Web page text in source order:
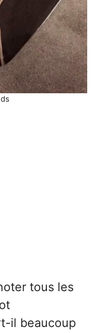
tous les
il beaucoup